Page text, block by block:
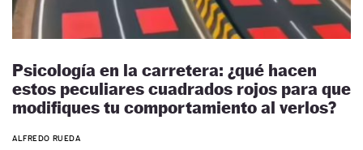
Psicología en la carretera: ¿qué hacen
estos peculiares cuadrados rojos para que
modifiques tu comportamiento al verlos?
ALFREDO RUEDA